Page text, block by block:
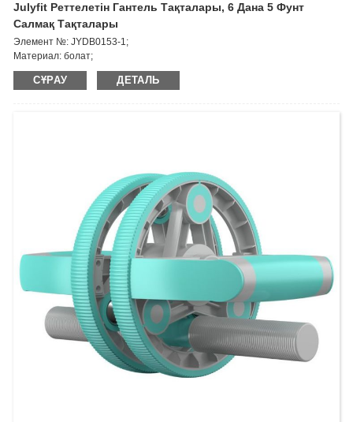
Julyfit Реттелетін Гантель Тақталары, 6 Дана 5 Фунт
Салмақ Тақталары
Элемент №: JYDB0153-1;
Материал: болат;
Салмағы: 5 фунт
СҰРАУ ДЕТАЛЬ